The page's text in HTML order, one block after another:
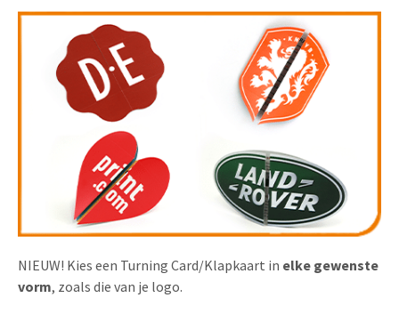
NIEUW! Kies een Turning Card/Klapkaart in elke gewenste
vorm, zoals die van je logo.